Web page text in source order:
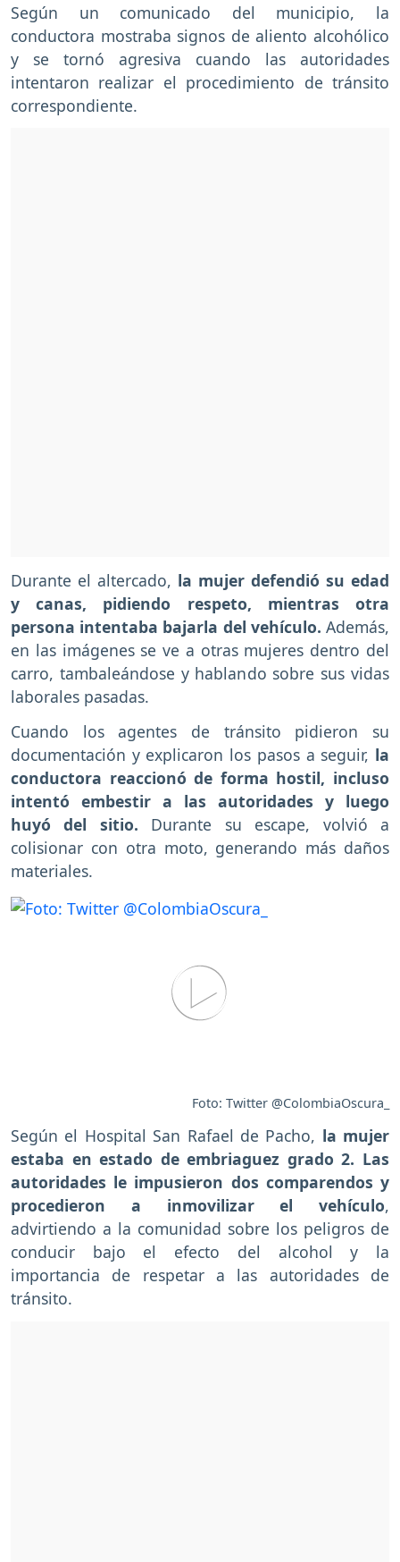
Según un comunicado del municipio, la
conductora mostraba signos de aliento alcohólico
y se tornó agresiva cuando las autoridades
intentaron realizar el procedimiento de tránsito
correspondiente.
Durante el altercado, la mujer defendió su edad
y canas, pidiendo respeto, mientras otra
persona intentaba bajarla del vehículo. Además,
en las imágenes se ve a otras mujeres dentro del
carro, tambaleándose y hablando sobre sus vidas
laborales pasadas.
Cuando los agentes de tránsito pidieron su
documentación y explicaron los pasos a seguir, la
conductora reaccionó de forma hostil, incluso
intentó embestir a las autoridades y luego
huyó del sitio. Durante su escape, volvió a
colisionar con otra moto, generando más daños
materiales.
Foto: Twitter @ColombiaOscura_
Según el Hospital San Rafael de Pacho, la mujer
estaba en estado de embriaguez grado 2. Las
autoridades le impusieron dos comparendos y
procedieron a inmovilizar el vehículo,
advirtiendo a la comunidad sobre los peligros de
conducir bajo el efecto del alcohol y la
importancia de respetar a las autoridades de
tránsito.